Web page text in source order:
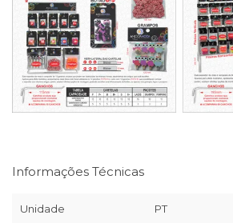
Informações Técnicas
Unidade PT